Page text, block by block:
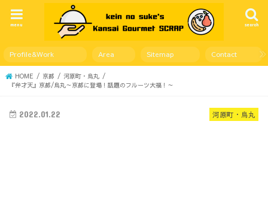
search
menu
Profile&Work Area Sitemap Contact
HOME 京都
河原町・烏丸
『弁才天』京都/烏丸～京都に登場！話題のフルーツ大福！～
河原町・烏丸
2022.01.22